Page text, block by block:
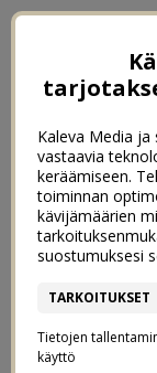
Kaleva Media ja
vastaavia
keräämiseen.
toiminnan
kävijämäärien
suostumuksesi
TARKOITUKSET
Tietojen
käyttö